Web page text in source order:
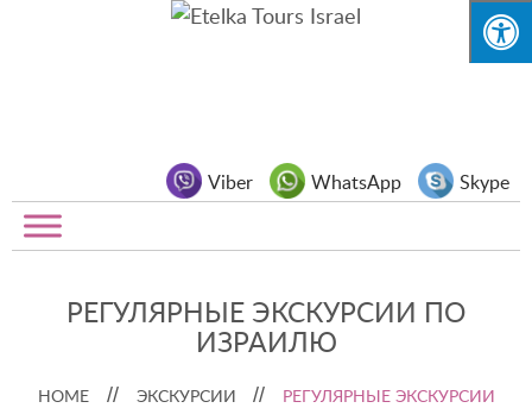
Viber WhatsApp Skype
РЕГУЛЯРНЫЕ ЭКСКУРСИИ ПО
ИЗРАИЛЮ
HOME ЭКСКУРСИИ РЕГУЛЯРНЫЕ ЭКСКУРСИИ